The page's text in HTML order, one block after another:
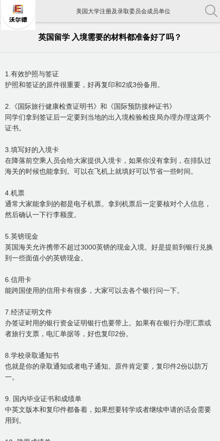
美国大学注册及录取委员会成员单位
英国留学 入境需要的材料都准备好了吗？
1.有效护照与签证
护照和签证的原件很重要，好再复印和2或3份备用。
2.《国际旅行健康检查证明书》和《国际预防接种证书》
同学们拿到签证后一定要到当地的出入境检验检疫局办理办理这两个
证书。
3.填写好的入境卡
在降落前空乘人员会给大家提供入境卡，如果你没有拿到，在排队过
海关的时候也能拿到。可以在飞机上就填好可以节省一些时间。
4.机票
通常大家能拿到的都是电子机票。拿到机票后一定要核对个人信息，
然后确认一下行李额度。
5.英镑现金
英国海关允许携带不超过3000英镑的现金入境。好是提前到银行兑换
到一些面值小的英镑现金。
6.信用卡
能跨国使用的信用卡有很多，大家可以去各个银行问一下。
7.经济证明文件
办签证时用的银行资金证明银行也要带上。如果有在银行办理汇票或
者旅行支票，电汇单据等，好也复印2份。
8.学校录取通知书
也就是你的录取通知或者电子通知。原件肯定要，复印件2份以防万
一。
9. 国内毕业证书和成绩单
中英文版本和复印件都备着，如果想要转学或者继续申请的话会需要
用到。